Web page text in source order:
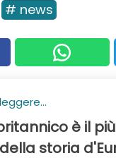
# news
è il più
storia